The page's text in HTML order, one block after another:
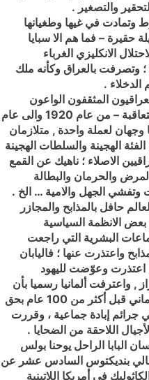
والتصغير .
في غيها وطغيانها
– فما هم الا سبايا
الانكليزي الغرباء
وتصرفت بالعراق وكأنه ملك
.
المثقفون الواعون
الاصلاء بين الأنظمة الطائفية المتعاقبة – من عام 1920 والى عام
وجهان لعملة واحدة , متلازمان
الهجينة والسلطات الهجينة
الاصلاء ؛ ناهيك عن القمع
والحرمان والبطالة
الجهل والامية … الخ .
حافل بالمذابح والمجازر
الانظمة السياسية
البشرية التي راجعت
واعتذرت عنها ؛ فاليابان
وعوّضت لليهود
واعترفت ألمانيا رسميا بأن
الجرائم التي ارتكبها الاحتلال الألماني قبل أكثر من 100 عام بحق
إبادة جماعية ، وقررت
اللاحقة من الضحايا .
البابا الراحل يوحنا بولس
بنديكتوس السادس عشر عن
في أمريكا اللاتينية